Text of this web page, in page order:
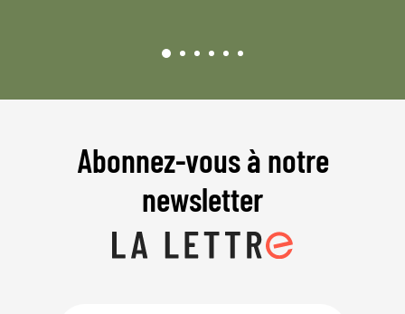
Abonnez-vous à notre
newsletter